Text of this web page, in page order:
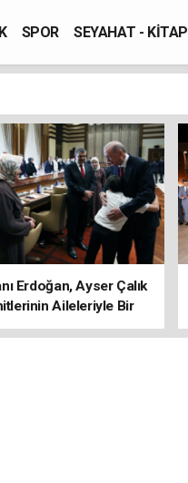
SPOR SEYAHAT - KİTAP
Erdoğan, Ayser Çalık
Aileleriyle Bir